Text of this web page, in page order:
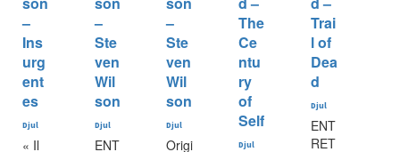
–
Ins
urg
ent
es
Djul
« Il
–
Ste
ven
Wil
son
Djul
ENT
–
Ste
ven
Wil
son
Djul
Origi
The
Ce
ntu
ry
of
Self
Djul
Trai
l of
Dea
d
Djul
ENT
RET